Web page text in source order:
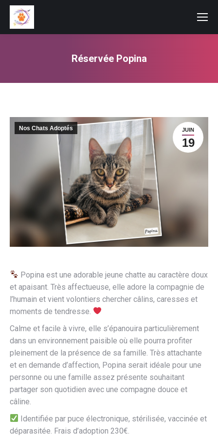
Réservée Popina
JUIN
19
Nos Chats Adoptés
Popina est une adorable jeune chatte au caractère doux
et apaisant. Très affectueuse, elle adore la compagnie de
l’humain et vient volontiers chercher câlins, caresses et
moments de tendresse.
Calme et facile à vivre, elle s’épanouira particulièrement
dans un environnement paisible où elle pourra profiter
pleinement de la présence de sa famille. Très attachante
et en demande d’affection, Popina serait idéale pour une
personne ou une famille assez présente souhaitant
partager son quotidien avec une compagne douce et
câline.
Identifiée par puce électronique, stérilisée, vaccinée et
déparasitée. Frais d’adoption 230€.